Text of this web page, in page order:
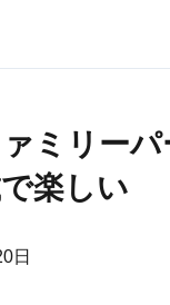
ミリー
楽しい
日